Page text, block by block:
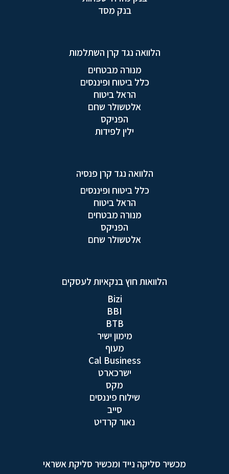
בנק מסד
הלוואה נגד קרן השתלמות
מנורה מבטחים
כלל ביטוח ופיננסים
הראל ביטוח
אלטשולר שחם
הפניקס
ילין לפידות
הלוואה נגד קרן פנסיה
כלל ביטוח ופיננסים
הראל ביטוח
מנורה מבטחים
הפניקס
אלטשולר שחם
הלוואות חוץ בנקאיות לעסקים
Bizi
BBI
BTB
מימון ישיר
מעוף
Cal Business
ישרכארט
מקס
שילוח פיננסים
סייב
נאור קרדיט
מכשיר סליקה נייד ומכשיר סליקת אשראי